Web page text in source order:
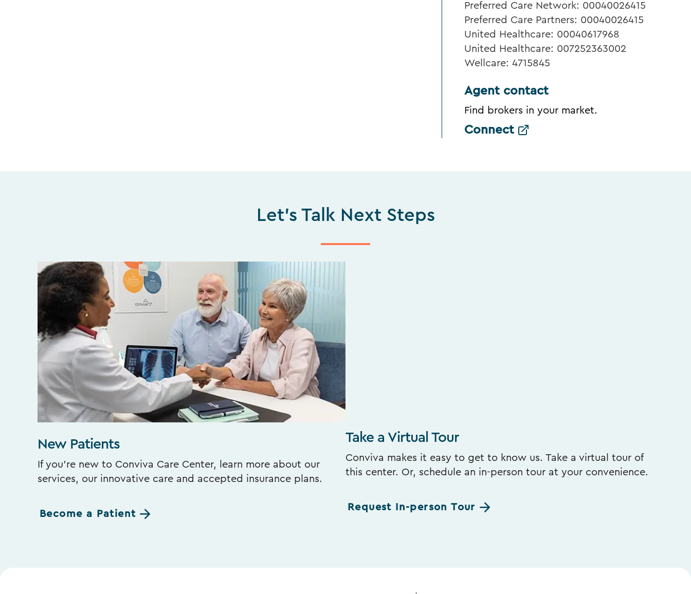
Preferred Care Network: 00040026415
Preferred Care Partners: 00040026415
United Healthcare: 00040617968
United Healthcare: 007252363002
Wellcare: 4715845
Agent contact
Find brokers in your market.
Connect
Let's Talk Next Steps
New Patients
If you’re new to Conviva Care Center, learn more about our
services, our innovative care and accepted insurance plans.
Become a Patient
Take a Virtual Tour
Conviva makes it easy to get to know us. Take a virtual tour of
this center. Or, schedule an in-person tour at your convenience.
Request In-person Tour